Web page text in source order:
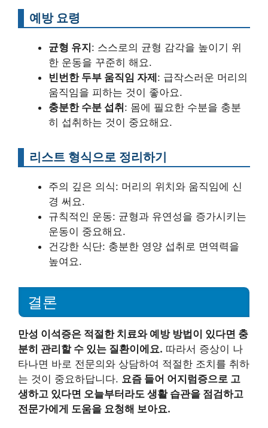
예방 요령
균형 유지 : 스스로의 균형 감각을 높이기 위
한 운동을 꾸준히 해요.
빈번한 두부 움직임 자제 : 급작스러운 머리의
움직임을 피하는 것이 좋아요.
충분한 수분 섭취 : 몸에 필요한 수분을 충분
히 섭취하는 것이 중요해요.
리스트 형식으로 정리하기
주의 깊은 의식: 머리의 위치와 움직임에 신
경 써요.
규칙적인 운동: 균형과 유연성을 증가시키는
운동이 중요해요.
건강한 식단: 충분한 영양 섭취로 면역력을
높여요.
결론
만성 이석증은 적절한 치료와 예방 방법이 있다면 충
분히 관리할 수 있는 질환이에요. 따라서 증상이 나
타나면 바로 전문의와 상담하여 적절한 조치를 취하
는 것이 중요하답니다. 요즘 들어 어지럼증으로 고
생하고 있다면 오늘부터라도 생활 습관을 점검하고
전문가에게 도움을 요청해 보아요.